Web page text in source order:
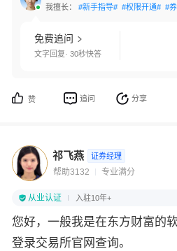
我擅长： #新手指导# #权限开通# #
免费追问
文字回复· 30秒快答
赞 追问 分享
祁飞燕 证券经理
帮助3132 专业满分
从业认证 入驻10年+
您好，一般我是在东方财富的
登录交易所官网查询。